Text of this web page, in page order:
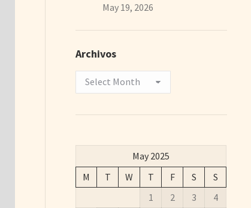
May 19, 2026
Archivos
Archivos
May 2025
M
T W T F S
S
1
2 3
4